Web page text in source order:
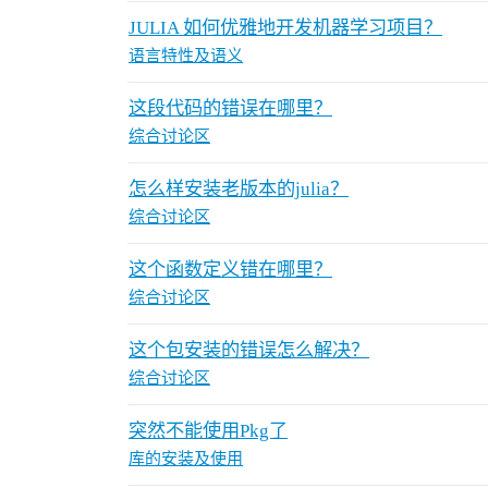
JULIA 如何优雅地开发机器学习项目？
语言特性及语义
这段代码的错误在哪里？
综合讨论区
怎么样安装老版本的julia？
综合讨论区
这个函数定义错在哪里？
综合讨论区
这个包安装的错误怎么解决？
综合讨论区
突然不能使用Pkg了
库的安装及使用